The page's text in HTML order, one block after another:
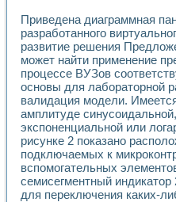
Применение
Разработка
Установка для
Исследование
Лабораторный
Микрозондовая
Метод траекторий
Промышленная
Автоматизация
Использование
Приведена диаграммная
разработанного
развитие решения
может найти применение
процессе ВУЗов
основы для лабораторной
валидация модели.
амплитуде
экспоненциальной или
рисунке 2 показано
подключаемых к
вспомогательных
семисегментный
для переключения каких-